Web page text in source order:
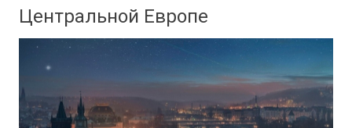
Центральной Европе